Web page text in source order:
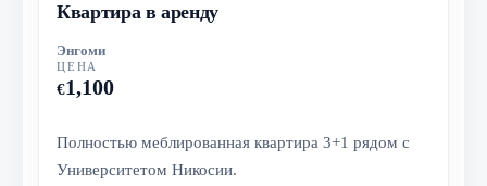
Квартира в аренду
Энгоми
ЦЕНА
€1,100
Полностью меблированная квартира 3+1 рядом с
Университетом Никосии.